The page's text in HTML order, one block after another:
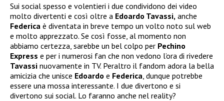
Sui social spesso e volentieri i due condividono dei video
molto divertenti e così oltre a Edoardo Tavassi, anche
Federica è diventata in breve tempo un volto noto sul web
e molto apprezzato. Se così fosse, al momento non
abbiamo certezza, sarebbe un bel colpo per Pechino
Express e per i numerosi fan che non vedono l’ora di rivedere
Tavassi nuovamente in TV. Peraltro il fandom adora la bella
amicizia che unisce Edoardo e Federica , dunque potrebbe
essere una mossa interessante. I due divertono e si
divertono sui social. Lo faranno anche nel reality?